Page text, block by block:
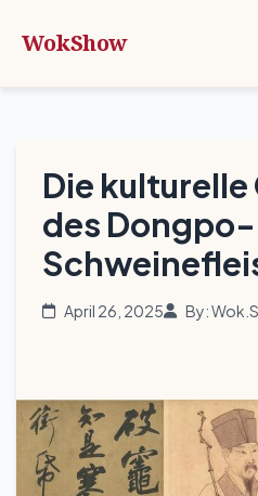
WokShow
Die kulturelle
des Dongpo-
April 26, 2025 By: